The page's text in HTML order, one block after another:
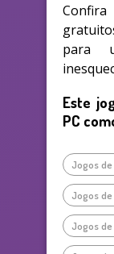
para
Este
PC
Jogos
Jogos
Jogos